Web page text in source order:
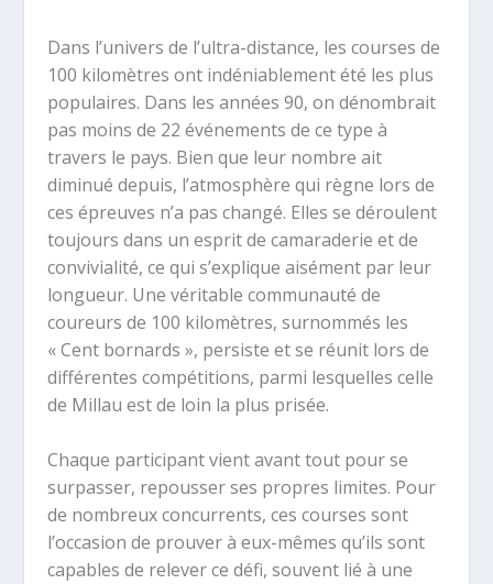
Dans l’univers de l’ultra-distance, les courses de
100 kilomètres ont indéniablement été les plus
populaires. Dans les années 90, on dénombrait
pas moins de 22 événements de ce type à
travers le pays. Bien que leur nombre ait
diminué depuis, l’atmosphère qui règne lors de
ces épreuves n’a pas changé. Elles se déroulent
toujours dans un esprit de camaraderie et de
convivialité, ce qui s’explique aisément par leur
longueur. Une véritable communauté de
coureurs de 100 kilomètres, surnommés les
« Cent bornards », persiste et se réunit lors de
différentes compétitions, parmi lesquelles celle
de Millau est de loin la plus prisée.
Chaque participant vient avant tout pour se
surpasser, repousser ses propres limites. Pour
de nombreux concurrents, ces courses sont
l’occasion de prouver à eux-mêmes qu’ils sont
capables de relever ce défi, souvent lié à une